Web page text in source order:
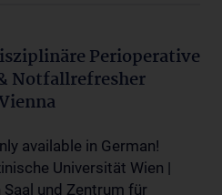
Perioperative
Notfallrefresher
available in German!
Universität Wien |
und Zentrum für